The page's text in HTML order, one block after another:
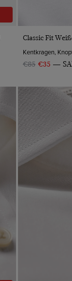
Classic Fit
€85 €35